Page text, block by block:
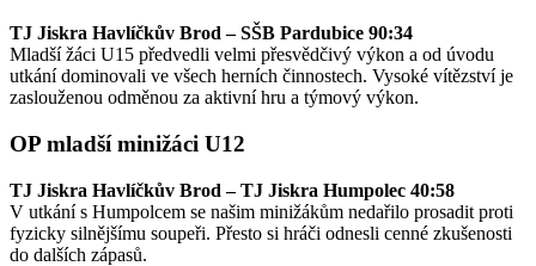
TJ Jiskra Havlíčkův Brod – SŠB Pardubice 90:34
Mladší žáci U15 předvedli velmi přesvědčivý výkon a od úvodu
utkání dominovali ve všech herních činnostech. Vysoké vítězství je
zaslouženou odměnou za aktivní hru a týmový výkon.
OP mladší minižáci U12
TJ Jiskra Havlíčkův Brod – TJ Jiskra Humpolec 40:58
V utkání s Humpolcem se našim minižákům nedařilo prosadit proti
fyzicky silnějšímu soupeři. Přesto si hráči odnesli cenné zkušenosti
do dalších zápasů.